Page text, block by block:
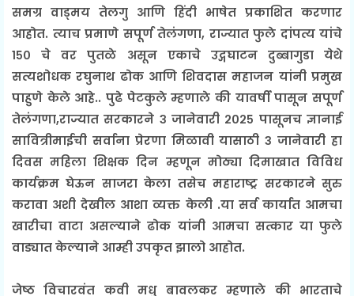
समग्र वाड्मय तेलगु आणि हिंदी भाषेत प्रकाशित करणार
आहोत. त्याच प्रमाणे सपूर्ण तेलंगणा, राज्यात फुले दांपत्य यांचे
१५० चे वर पुतळे असून एकाचे उद्गघाटन दुब्बागुडा येथे
सत्यशोधक रघुनाथ ढोक आणि शिवदास महाजन यांनी प्रमुख
पाहुणे केले आहे.. पुढे पेटकुले म्हणाले की यावर्षी पासून सपूर्ण
तेलंगणा,राज्यात सरकारने ३ जानेवारी २०२५ पासूनच ज्ञानाई
सावित्रीमाईची सर्वाना प्रेरणा मिळावी यासाठी ३ जानेवारी हा
दिवस महिला शिक्षक दिन म्हणून मोठ्या दिमाखात विविध
कार्यक्रम घेऊन साजरा केला तसेच महाराष्ट्र सरकारने सुरु
करावा अशी देखील आशा व्यक्त केली .या सर्व कार्यात आमचा
खारीचा वाटा असल्याने ढोक यांनी आमचा सत्कार या फुले
वाड्यात केल्याने आम्ही उपकृत झालो आहोत.
जेष्ठ विचारवंत कवी मधु बावलकर म्हणाले की भारताचे